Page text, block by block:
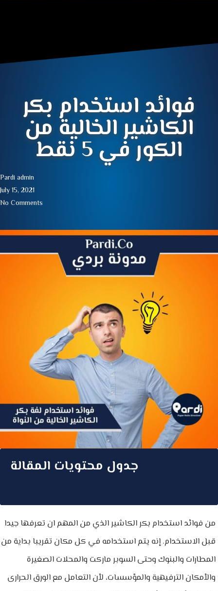
فوائد استخدام بكر
الكاشير الخالية من
الكور في 5 نقط
Pardi admin
July 15, 2021
No Comments
جدول محتويات المقالة
من فوائد استخدام بكر الكاشير الذي من المهم ان تعرفها جيدا
قبل الاستخدام. إنه يتم استخدامه في كل مكان تقريبا بداية من
المطارات والبنوك وحتى السوبر ماركت والمحلات الصغيرة
والأمكان الترفيهية والمؤسسات، لأن التعامل مع الورق الحرارى